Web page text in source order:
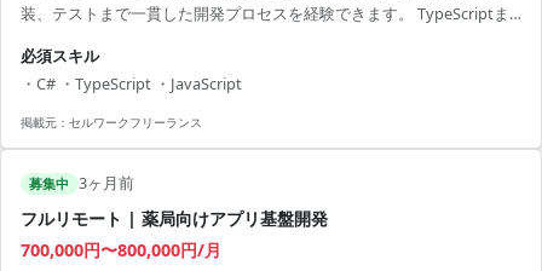
装、テストまで一貫した開発プロセスを経験できます。 TypeScriptま
いただきます。REST APIを活用したサービス連携も重要な要素となり
ます。 本案件はリモートワークを基本とし、柔軟な働き方が可能で
す。 【アピールポイント】 ・フルリモートに近い環境で、自由度の高
必須スキル
・C# ・TypeScript ・JavaScript
掲載元： セルワークフリーランス
募集中 3ヶ月前
フルリモート | 薬局向けアプリ基盤開発
700,000円〜800,000円/月